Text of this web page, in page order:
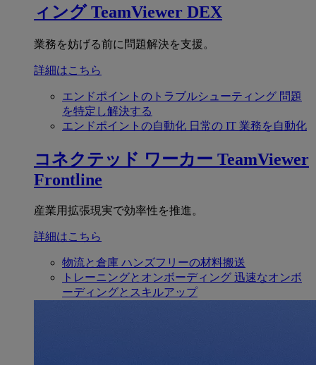
ィング TeamViewer DEX
業務を妨げる前に問題解決を支援。
詳細はこちら
エンドポイントのトラブルシューティング 問題
を特定し解決する
エンドポイントの自動化 日常の IT 業務を自動化
コネクテッド ワーカー TeamViewer
Frontline
産業用拡張現実で効率性を推進。
詳細はこちら
物流と倉庫 ハンズフリーの材料搬送
トレーニングとオンボーディング 迅速なオンボ
ーディングとスキルアップ